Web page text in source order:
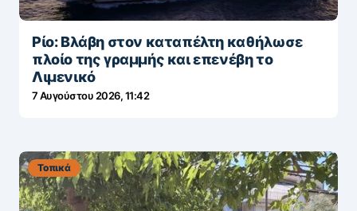
Ρίο: Βλάβη στον καταπέλτη καθήλωσε
πλοίο της γραμμής και επενέβη το
Λιμενικό
7 Αυγούστου 2026, 11:42
Τοπικά